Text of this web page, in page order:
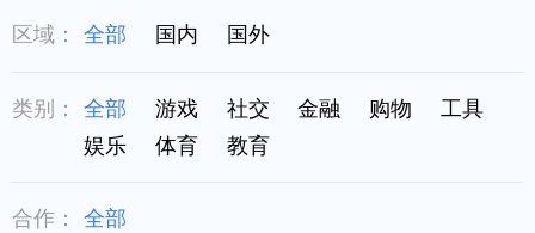
区域： 全部 国内 国外
类别： 全部 游戏 社交 金融 购物
工具
娱乐
体育 教育
合作： 全部